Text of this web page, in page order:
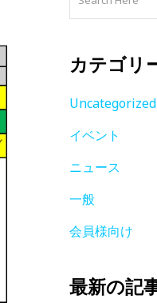
カテゴリ
Uncategorized
イベント
ニュース
一般
会員様向け
最新の記